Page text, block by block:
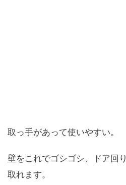
取っ手があって使いやすい。
壁をこれでゴシゴシ、ドア回
取れます。